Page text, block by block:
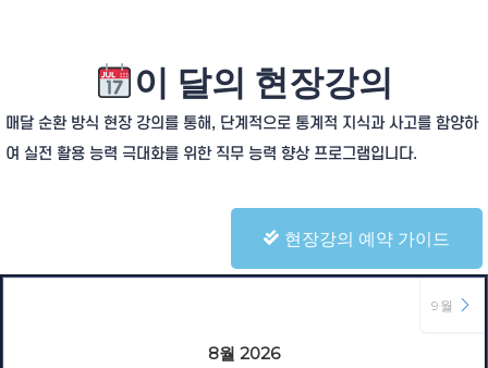
이 달의 현장강의
매달 순환 방식 현장 강의를 통해, 단계적으로 통계적 지식과 사고를 함양하
여 실전 활용 능력 극대화를 위한 직무 능력 향상 프로그램입니다.
현장강의 예약 가이드
8월 2026
9월